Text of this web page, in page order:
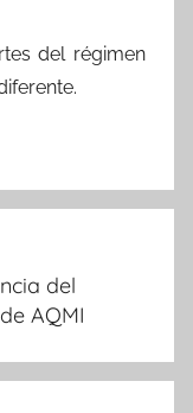
del régimen
del
AQMI